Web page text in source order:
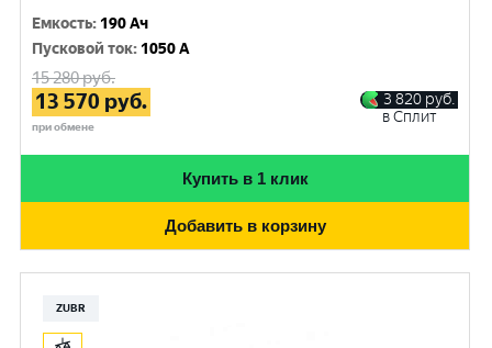
Емкость: 190 Ач
Пусковой ток: 1050 A
15 280руб.
13 570 руб.
при обмене
3 820 руб.
в Сплит
Купить в 1 клик
Добавить в корзину
ZUBR